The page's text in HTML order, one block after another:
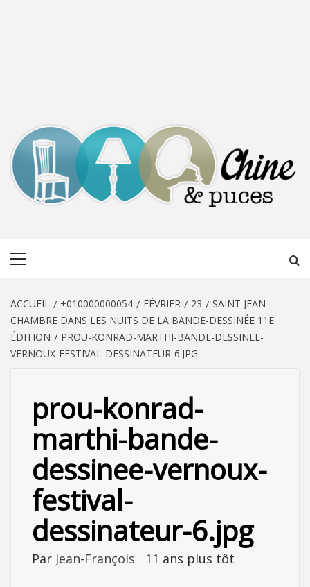
ACCUEIL +010000000054 FÉVRIER 23
SAINT JEAN
CHAMBRE DANS LES NUITS DE LA BANDE-DESSINÉE 11E
ÉDITION
PROU-KONRAD-MARTHI-BANDE-DESSINEE-
VERNOUX-FESTIVAL-DESSINATEUR-6.JPG
prou-konrad-
marthi-bande-
dessinee-vernoux-
festival-
dessinateur-6.jpg
Par Jean-François 11 ans plus tôt